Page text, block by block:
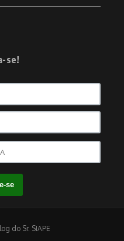
se!
do Sr. SIAPE